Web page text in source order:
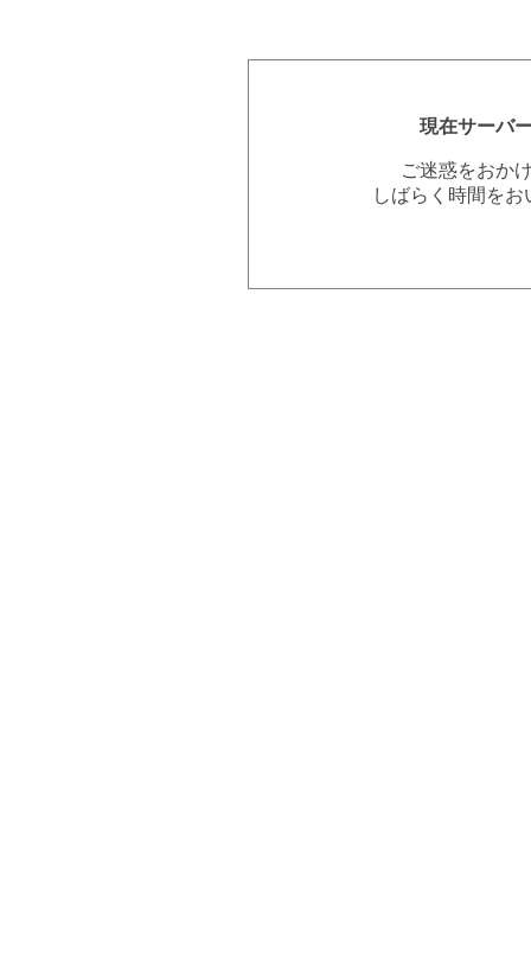
現在サーバ
ご迷惑をおか
しばらく時間を